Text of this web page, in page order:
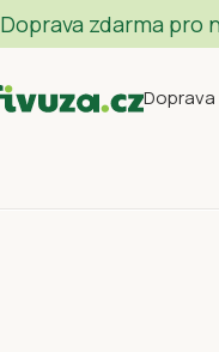
Doprava
Doprava zdarma pro